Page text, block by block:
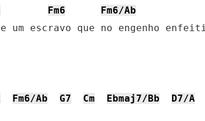
Fm6
Fm6/Ab
um escravo que no engenho
Fm6/Ab G7 Cm Ebmaj7/Bb D7/A